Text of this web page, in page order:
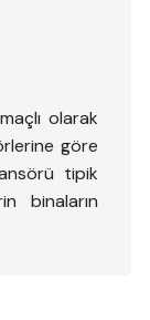
olarak
göre
tipik
binaların